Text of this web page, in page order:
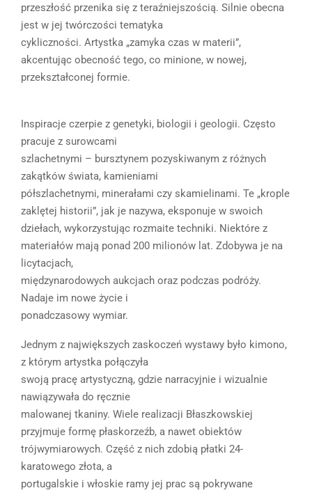
przeszłość przenika się z teraźniejszością. Silnie obecna
jest w jej twórczości tematyka
cykliczności. Artystka „zamyka czas w materii”,
akcentując obecność tego, co minione, w nowej,
przekształconej formie.
Inspiracje czerpie z genetyki, biologii i geologii. Często
pracuje z surowcami
szlachetnymi – bursztynem pozyskiwanym z różnych
zakątków świata, kamieniami
półszlachetnymi, minerałami czy skamielinami. Te „krople
zaklętej historii”, jak je nazywa, eksponuje w swoich
dziełach, wykorzystując rozmaite techniki. Niektóre z
materiałów mają ponad 200 milionów lat. Zdobywa je na
licytacjach,
międzynarodowych aukcjach oraz podczas podróży.
Nadaje im nowe życie i
ponadczasowy wymiar.
Jednym z największych zaskoczeń wystawy było kimono,
z którym artystka połączyła
swoją pracę artystyczną, gdzie narracyjnie i wizualnie
nawiązywała do ręcznie
malowanej tkaniny. Wiele realizacji Błaszkowskiej
przyjmuje formę płaskorzeźb, a nawet obiektów
trójwymiarowych. Część z nich zdobią płatki 24-
karatowego złota, a
portugalskie i włoskie ramy jej prac są pokrywane